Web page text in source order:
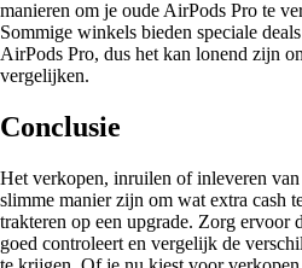
manieren om je oude AirPods Pro te
Sommige winkels bieden speciale
AirPods Pro, dus het kan lonend zijn
vergelijken.
Conclusie
Het verkopen, inruilen of inleveren
slimme manier zijn om wat extra cash
trakteren op een upgrade. Zorg ervoor
goed controleert en vergelijk de